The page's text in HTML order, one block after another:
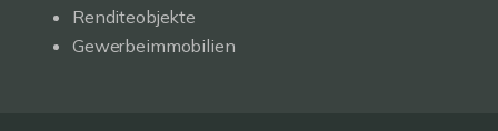
Renditeobjekte
Gewerbeimmobilien